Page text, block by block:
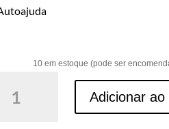
10 em estoque (pode ser
Adicionar ao